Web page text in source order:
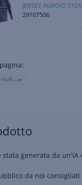
JERSEY AGROID
29107506
24 risultati
generata da
da noi consigliati